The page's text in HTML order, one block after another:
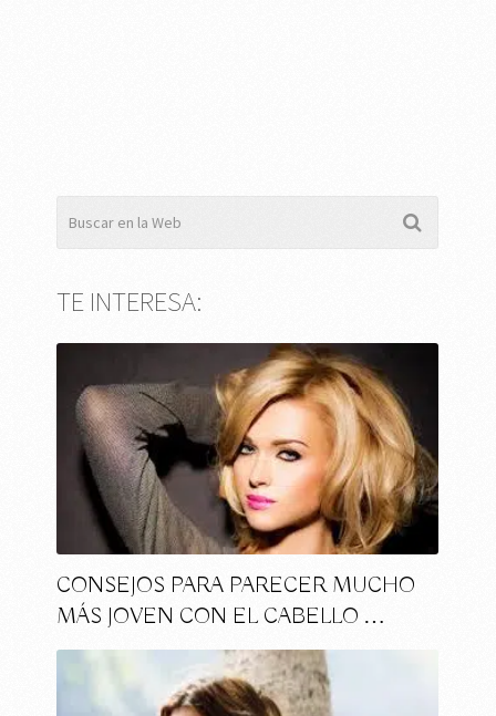
TE INTERESA:
CONSEJOS PARA PARECER MUCHO
MÁS JOVEN CON EL CABELLO …